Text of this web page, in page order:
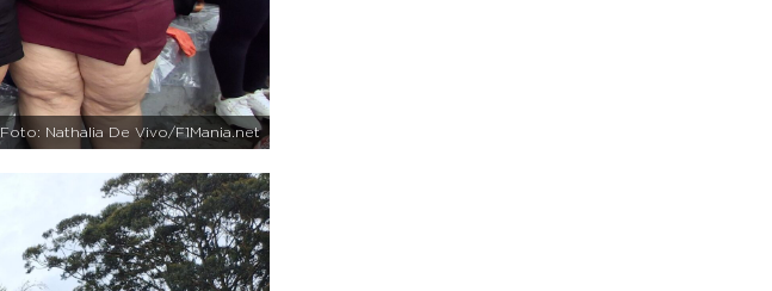
Foto: Nathalia De Vivo/F1Mania.net